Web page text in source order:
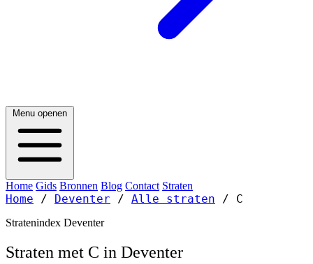
Menu openen
Home Gids Bronnen Blog Contact Straten
Home / Deventer / Alle straten / C
Stratenindex Deventer
Straten met C in Deventer